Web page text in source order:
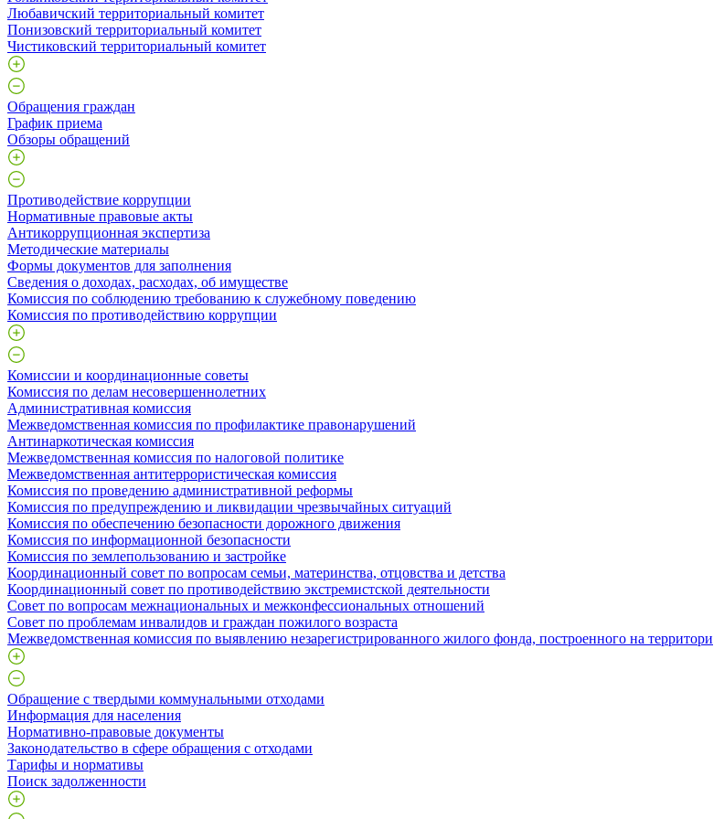
Любавичский территориальный комитет
Понизовский территориальный комитет
Чистиковский территориальный комитет
Обращения граждан
График приема
Обзоры обращений
Противодействие коррупции
Нормативные правовые акты
Антикоррупционная экспертиза
Методические материалы
Формы документов для заполнения
Сведения о доходах, расходах, об имуществе
Комиссия по соблюдению требованию к служебному поведению
Комиссия по противодействию коррупции
Комиссии и координационные советы
Комиссия по делам несовершеннолетних
Административная комиссия
Межведомственная комиссия по профилактике правонарушений
Антинаркотическая комиссия
Межведомственная комиссия по налоговой политике
Межведомственная антитеррористическая комиссия
Комиссия по проведению административной реформы
Комиссия по предупреждению и ликвидации чрезвычайных ситуаций
Комиссия по обеспечению безопасности дорожного движения
Комиссия по информационной безопасности
Комиссия по землепользованию и застройке
Координационный совет по вопросам семьи, материнства, отцовства и детства
Координационный совет по противодействию экстремистской деятельности
Совет по вопросам межнациональных и межконфессиональных отношений
Совет по проблемам инвалидов и граждан пожилого возраста
Межведомственная комиссия по выявлению незарегистрированного жилого фонда, построенного на территори
Обращение с твердыми коммунальными отходами
Информация для населения
Нормативно-правовые документы
Законодательство в сфере обращения с отходами
Тарифы и нормативы
Поиск задолженности